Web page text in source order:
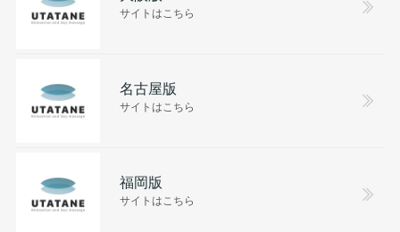
サイトはこちら
名古屋版
サイトはこちら
福岡版
サイトはこちら